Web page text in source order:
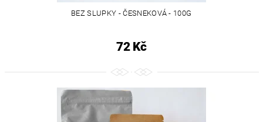
BEZ SLUPKY - ČESNEKOVÁ - 100G
72 Kč